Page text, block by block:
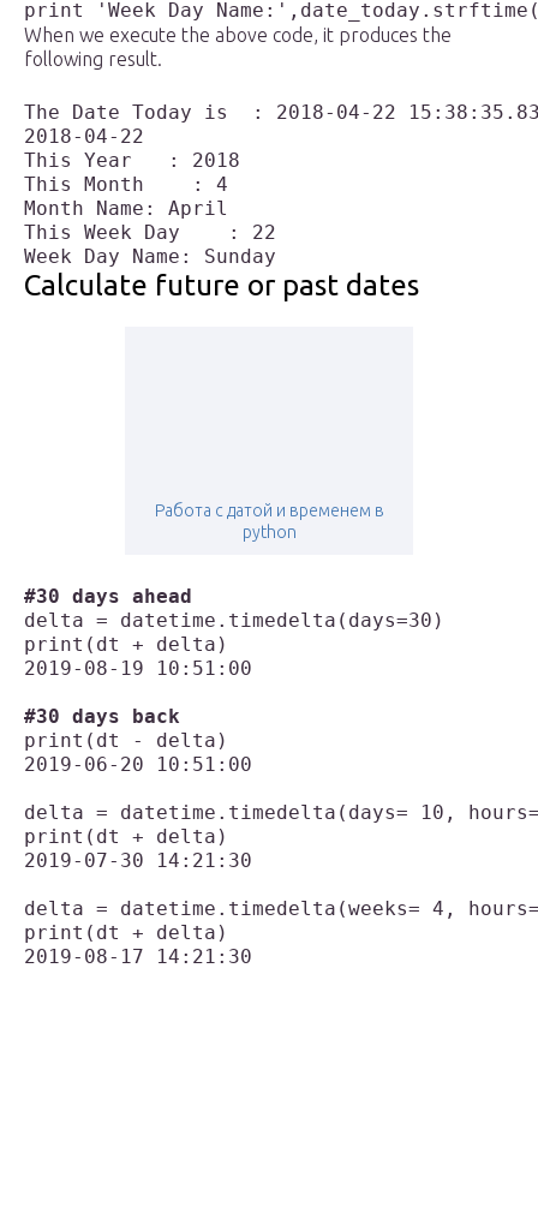
When we execute the above code, it produces the
following result.
The Date Today is  : 2018-04-22
2018-04-22
This Year   : 2018
This Month    : 4
Month Name: April
This Week Day    : 22
Calculate future or past dates
Работа с датой и временем в
python
#30 days ahead
delta = datetime.timedelta(days=30)
print(dt + delta)
2019-08-19 10:51:00
#30 days back
print(dt - delta)
2019-06-20 10:51:00
delta = datetime.timedelta(days= 10,
print(dt + delta)
2019-07-30 14:21:30
delta = datetime.timedelta(weeks= 4,
print(dt + delta)